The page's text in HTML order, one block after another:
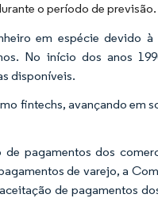
o período de previsão.
em espécie devido à
No início dos anos
disponíveis.
fintechs, avançando em
pagamentos dos
de varejo, a
de pagamentos